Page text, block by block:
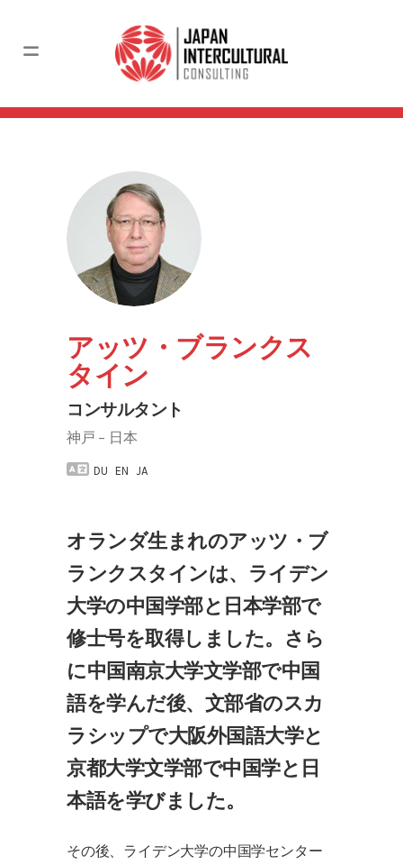
アッツ・ブランクス
タイン
コンサルタント
神戸 – 日本
DU EN JA
オランダ生まれのアッツ・ブ
ランクスタインは、ライデン
大学の中国学部と日本学部で
修士号を取得しました。さら
に中国南京大学文学部で中国
語を学んだ後、文部省のスカ
ラシップで大阪外国語大学と
京都大学文学部で中国学と日
本語を学びました。
その後、ライデン大学の中国学センター